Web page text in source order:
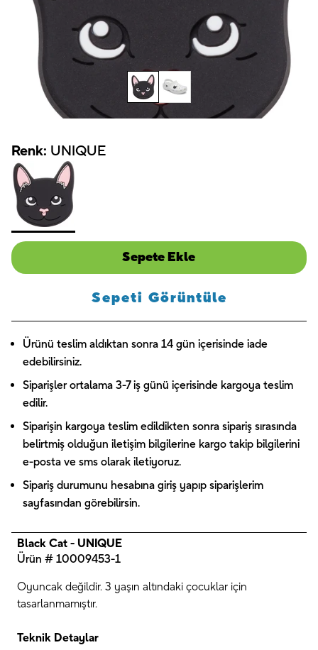
Renk: UNIQUE
Sepete Ekle
Sepeti Görüntüle
Ürünü teslim aldıktan sonra 14 gün içerisinde iade
edebilirsiniz.
Siparişler ortalama 3-7 iş günü içerisinde kargoya teslim
edilir.
Siparişin kargoya teslim edildikten sonra sipariş sırasında
belirtmiş olduğun iletişim bilgilerine kargo takip bilgilerini
e-posta ve sms olarak iletiyoruz.
Sipariş durumunu hesabına giriş yapıp siparişlerim
sayfasından görebilirsin.
Black Cat - UNIQUE
Ürün # 10009453-1
Oyuncak değildir. 3 yaşın altındaki çocuklar için
tasarlanmamıştır.
Teknik Detaylar